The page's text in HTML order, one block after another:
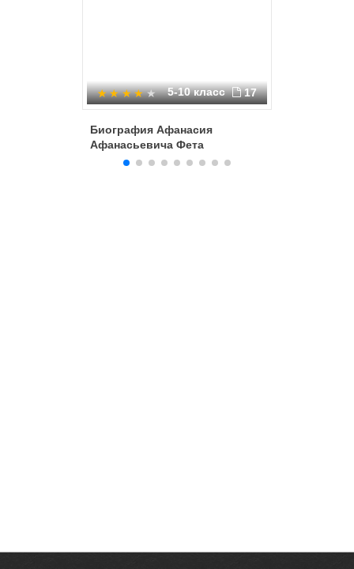
5-10 класс 17
Биография Афанасия
Афанасьевича Фета